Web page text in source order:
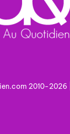
2010-2026 |